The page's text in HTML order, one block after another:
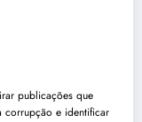
publicações que
corrupção e identificar